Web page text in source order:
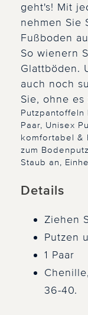
geht's! Mit
nehmen Sie
Fußboden
So wienern
Glattböden.
auch noch
Sie, ohne es
Putzpantoffeln
Paar, Unisex
komfortabel &
zum
Staub an,
Details
Ziehen
Putzen
1 Paar
36-40.